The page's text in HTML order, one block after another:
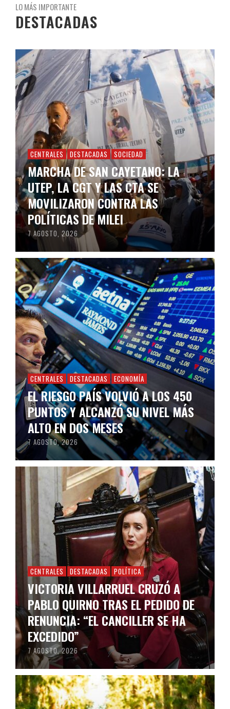
LO MÁS IMPORTANTE
DESTACADAS
CENTRALES DESTACADAS SOCIEDAD
MARCHA DE SAN CAYETANO: LA
UTEP, LA CGT Y LAS CTA SE
MOVILIZARON CONTRA LAS
POLÍTICAS DE MILEI
7 AGOSTO, 2026
CENTRALES DESTACADAS ECONOMÍA
EL RIESGO PAÍS VOLVIÓ A LOS 450
PUNTOS Y ALCANZÓ SU NIVEL MÁS
ALTO EN DOS MESES
7 AGOSTO, 2026
CENTRALES DESTACADAS POLÍTICA
VICTORIA VILLARRUEL CRUZÓ A
PABLO QUIRNO TRAS EL PEDIDO DE
RENUNCIA: “EL CANCILLER SE HA
EXCEDIDO”
7 AGOSTO, 2026